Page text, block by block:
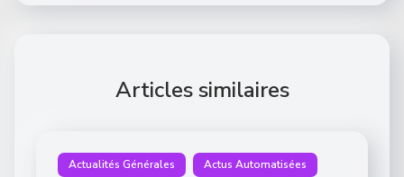
Articles similaires
Actualités Générales Actus Automatisées